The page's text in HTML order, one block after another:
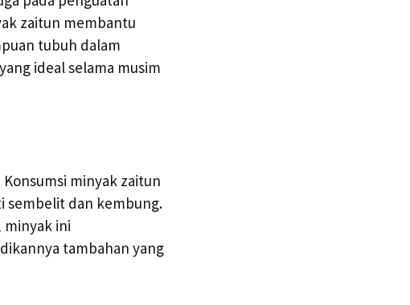
zaitun membantu
tubuh dalam
ideal selama musim
minyak zaitun
sembelit dan kembung.
minyak ini
tambahan yang